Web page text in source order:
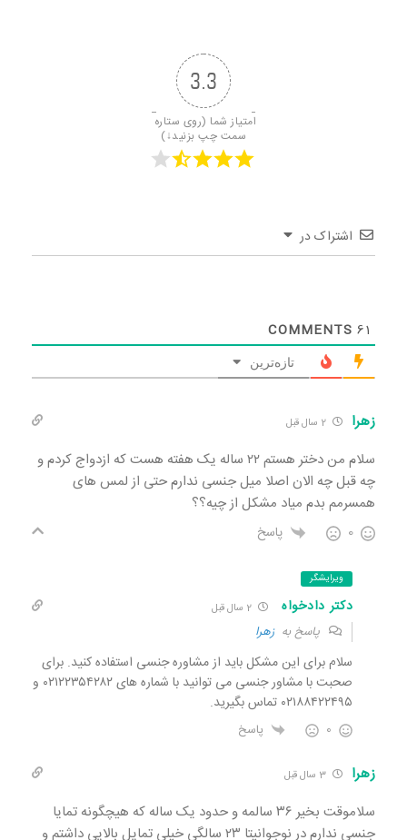
3.3
امتیاز شما (روی ستاره
سمت چپ بزنید↓)
اشتراک در
61
COMMENTS
تازه‌ترین
زهرا 2 سال قبل
سلام من دختر هستم ۲۲ ساله یک هفته هست که ازدواج کردم و
چه قبل چه الان اصلا میل جنسی ندارم حتی از لمس های
همسرمم بدم میاد مشکل از چیه؟؟
0 پاسخ
ویرایشگر
دکتر دادخواه
پاسخ بهزهرا
سلام برای این مشکل باید از مشاوره جنسی استفاده کنید. برای
صحبت با مشاور جنسی می توانید با شماره های ۰۲۱۲۲۳۵۴۲۸۲ و
۰۲۱۸۸۴۲۲۴۹۵ تماس بگیرید.
0 پاسخ
زهرا 3 سال قبل
سلاموقت بخیر ۳۶ سالمه و حدود یک ساله که هیچگونه تمایا
جنسی ندارم در نوجوانیتا ۲۳ سالگی خیلی تمایل بالایی داشتم و